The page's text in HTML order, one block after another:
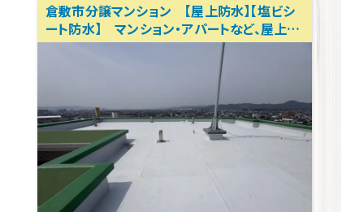
倉敷市分譲マンション 【屋上防水】【塩ビシ
ート防水】 マンション・アパートなど、屋上防
水お任せください！ マンションリフォーム、ア
パートリフォーム 岡山リフォーム相談所 テ